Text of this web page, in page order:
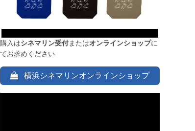
購入はシネマリン受付またはオンラインショップに
てお求めください
横浜シネマリンオンラインショップ